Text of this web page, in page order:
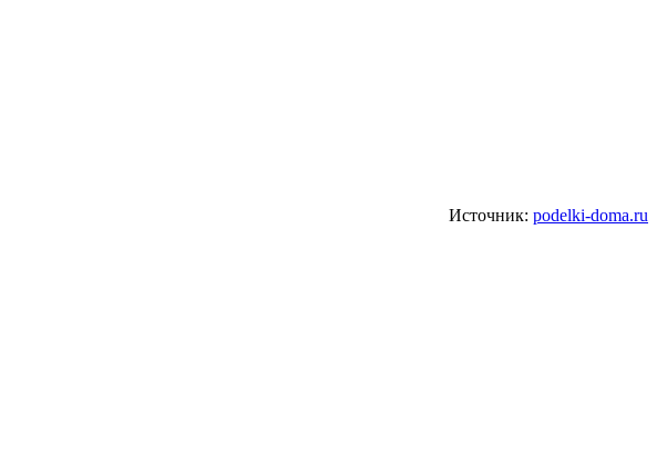
Источник: podelki-doma.ru